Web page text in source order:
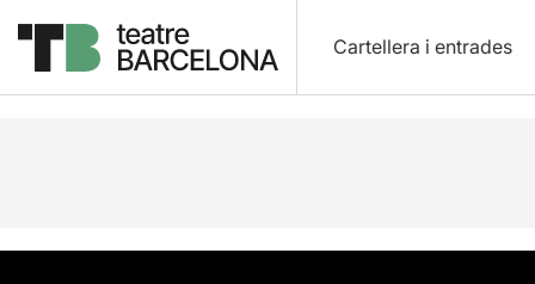
Cartellera i entrades
Descripció Fitxa artística Fotos i vídeos